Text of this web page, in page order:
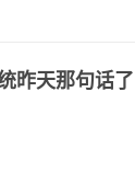
昨天那句话了